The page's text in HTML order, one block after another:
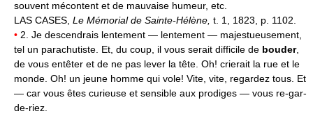
souvent mécontent et de mauvaise humeur, etc.
LAS CASES, Le Mémorial de Sainte-Hélène, t. 1, 1823, p. 1102.
• 2. Je descendrais lentement — lentement — majestueusement,
tel un parachutiste. Et, du coup, il vous serait difficile de bouder,
de vous entêter et de ne pas lever la tête. Oh! crierait la rue et le
monde. Oh! un jeune homme qui vole! Vite, vite, regardez tous. Et
— car vous êtes curieuse et sensible aux prodiges — vous re-gar-
de-riez.